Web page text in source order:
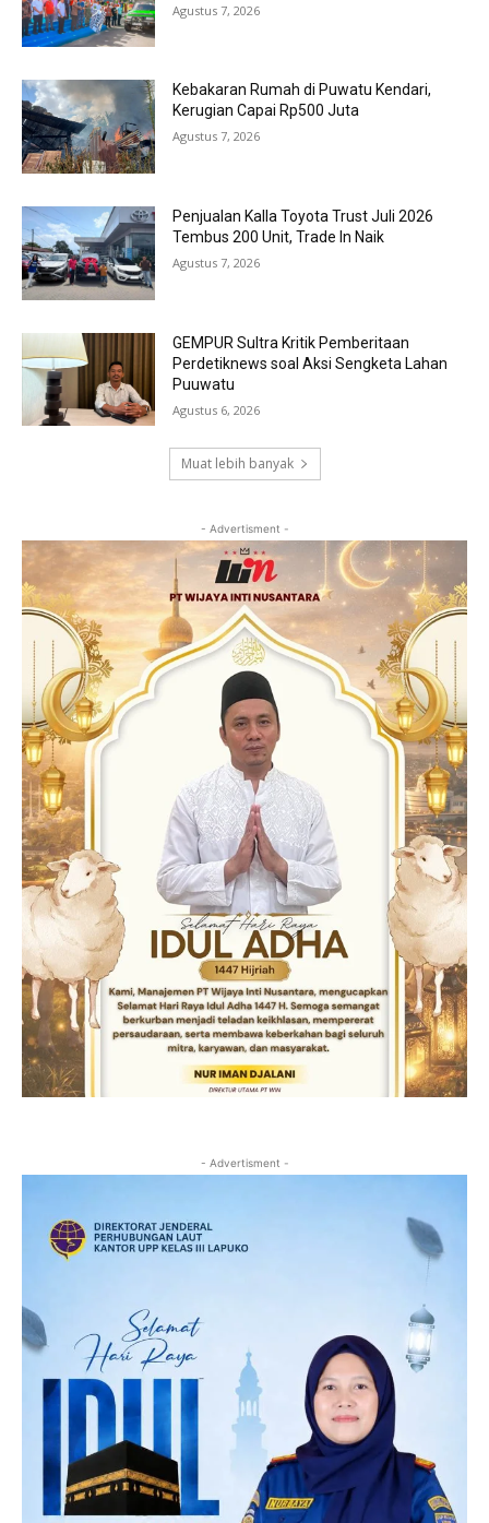
Agustus 7, 2026
Kebakaran Rumah di Puwatu Kendari,
Kerugian Capai Rp500 Juta
Agustus 7, 2026
Penjualan Kalla Toyota Trust Juli 2026
Tembus 200 Unit, Trade In Naik
Agustus 7, 2026
GEMPUR Sultra Kritik Pemberitaan
Perdetiknews soal Aksi Sengketa Lahan
Puuwatu
Agustus 6, 2026
Muat lebih banyak
- Advertisment -
- Advertisment -